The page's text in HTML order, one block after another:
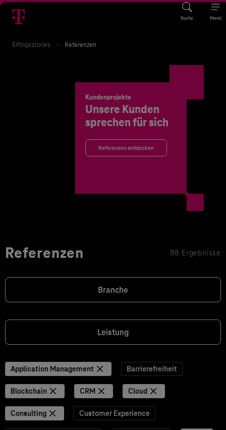
Suche Menü
Erfolgsstories Referenzen
Kundenprojekte
Unsere Kunden
sprechen für sich
Referenzen entdecken
Referenzen 88 Ergebnisse
Branche
Leistung
Application Management Barrierefreiheit
Blockchain CRM Cloud
Consulting Customer Experience